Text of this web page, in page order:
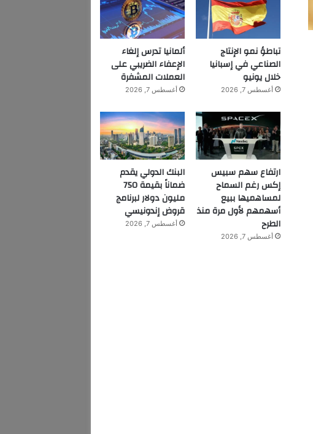
تباطؤ نمو الإنتاج
الصناعي في إسبانيا
خلال يونيو
أغسطس 7, 2026
ألمانيا تدرس إلغاء
الإعفاء الضريبي على
العملات المشفرة
أغسطس 7, 2026
ارتفاع سهم سبيس
إكس رغم السماح
لمساهميها ببيع
أسهمهم لأول مرة منذ
الطرح
أغسطس 7, 2026
البنك الدولي يقدم
ضماناً بقيمة 750
مليون دولار لبرنامج
قروض إندونيسي
أغسطس 7, 2026